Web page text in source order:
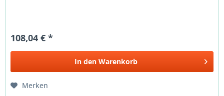
108,04 € *
In den Warenkorb
Merken